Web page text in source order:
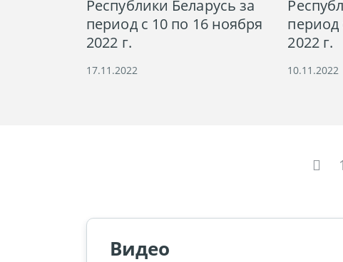
Республики Беларусь за
период с 10 по 16 ноября
2022 г.
17.11.2022
период
2022 г.
10.11.2022
1
Видео